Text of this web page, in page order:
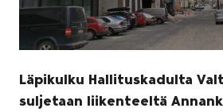
Läpikulku Hallituskadulta
suljetaan liikenteeltä